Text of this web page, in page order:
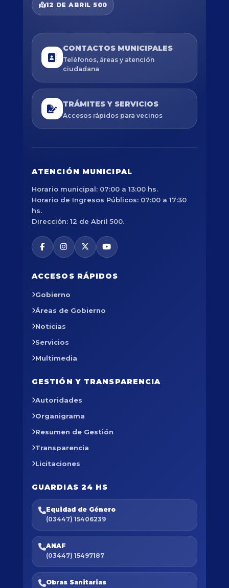
12 DE ABRIL 500
CONTACTOS MUNICIPALES
Teléfonos, áreas y atención
ciudadana
TRÁMITES Y SERVICIOS
Accesos rápidos para vecinos
ATENCIÓN MUNICIPAL
Horario municipal: 07:00 a 13:00 hs.
Horario de Ingresos Públicos: 07:00 a 17:30
hs.
Dirección: 12 de Abril 500.
ACCESOS RÁPIDOS
Gobierno
Áreas de Gobierno
Noticias
Servicios
Multimedia
GESTIÓN Y TRANSPARENCIA
Autoridades
Organigrama
Resumen de Gestión
Transparencia
Licitaciones
GUARDIAS 24 HS
Equidad de Género
(03447) 15406239
ANAF
(03447) 15497187
Obras Sanitarias